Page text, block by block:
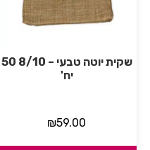
שקית יוטה טבעי – 8/10 50
יח'
₪59.00